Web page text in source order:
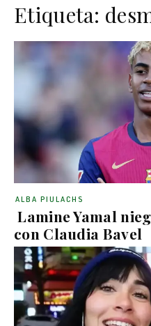
Etiqueta:
Lamine Yamal
con Claudia Bavel
ALBA PIULACHS